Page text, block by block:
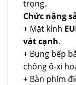
trọng.
Chức năng
+ Mặt kính
vát cạnh.
+ Bụng bếp
chống ô-xi
+ Bàn phím